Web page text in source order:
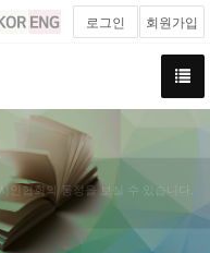
로그인 회원가입
시인협회의 동정을 보실 수 있습니다.